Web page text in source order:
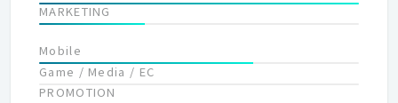
MARKETING
Mobile
Game / Media / EC
PROMOTION